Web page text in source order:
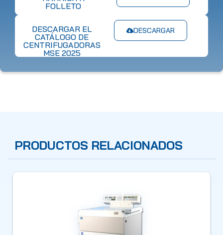
FOLLETO
DESCARGAR
DESCARGAR EL
CATÁLOGO DE
CENTRIFUGADORAS
MSE 2025
PRODUCTOS RELACIONADOS